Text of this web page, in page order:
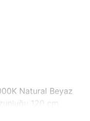
Natural Beyaz
120 cm